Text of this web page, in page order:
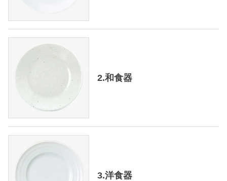
2.和食器
3.洋食器